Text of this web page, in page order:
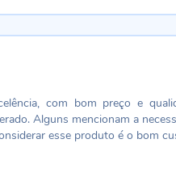
com bom preço e
Alguns mencionam a
esse produto é o bom